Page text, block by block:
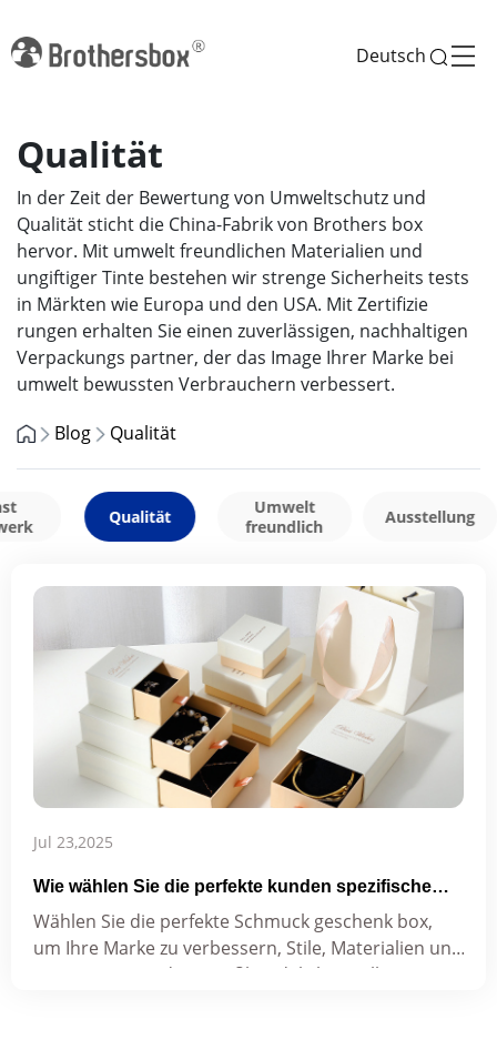
Deutsch
Qualität
In der Zeit der Bewertung von Umweltschutz und
Qualität sticht die China-Fabrik von Brothers box
hervor. Mit umwelt freundlichen Materialien und
ungiftiger Tinte bestehen wir strenge Sicherheits tests
in Märkten wie Europa und den USA. Mit Zertifizie
rungen erhalten Sie einen zuverlässigen, nachhaltigen
Verpackungs partner, der das Image Ihrer Marke bei
umwelt bewussten Verbrauchern verbessert.
Blog
Qualität
Qualität
Umwelt
freundlich
Ausstellung
Jul 23,2025
Wie wählen Sie die perfekte kunden spezifische
Wählen Sie die perfekte Schmuck geschenk box,
um Ihre Marke zu verbessern, Stile, Materialien und
vertrauens würdige Großhandels hersteller zu